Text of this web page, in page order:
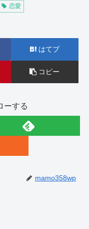
恋愛
はてブ
コピー
ーする
mamo358wp